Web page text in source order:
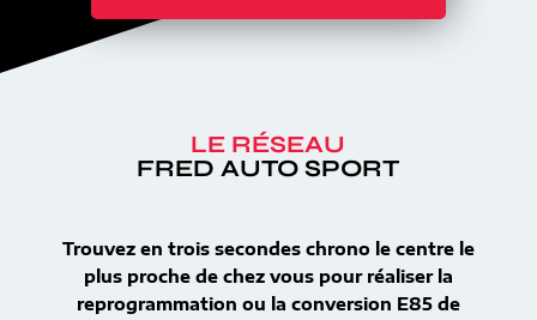
LE RÉSEAU
FRED AUTO SPORT
Trouvez en trois secondes chrono le centre le
plus proche de chez vous pour réaliser la
reprogrammation ou la conversion E85 de